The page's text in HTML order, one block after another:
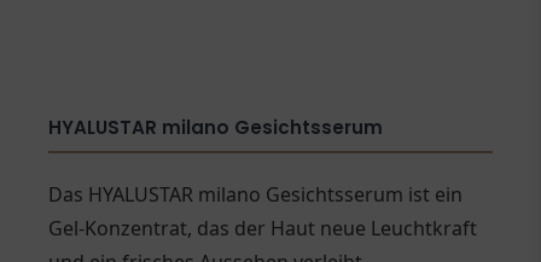
HYALUSTAR milano Gesichtsserum
Das HYALUSTAR milano Gesichtsserum ist ein
Gel-Konzentrat, das der Haut neue Leuchtkraft